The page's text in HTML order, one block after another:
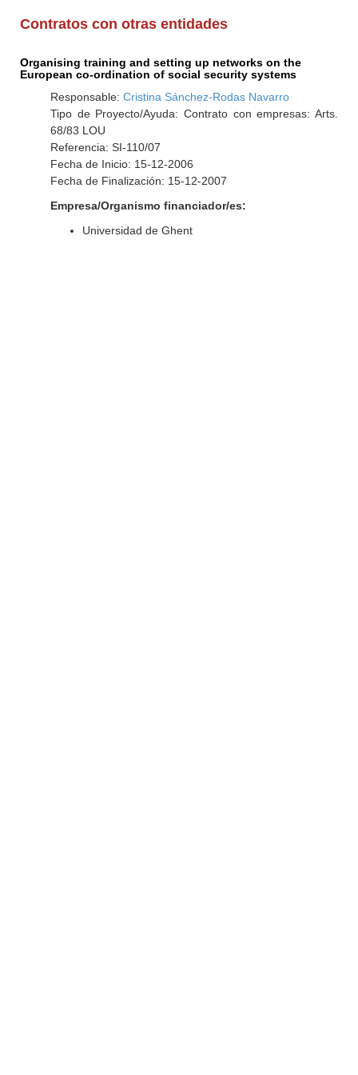
Contratos con otras entidades
Organising training and setting up networks on the
European co-ordination of social security systems
Responsable: Cristina Sánchez-Rodas Navarro
Tipo de Proyecto/Ayuda: Contrato con empresas: Arts.
68/83 LOU
Referencia: SI-110/07
Fecha de Inicio: 15-12-2006
Fecha de Finalización: 15-12-2007
Empresa/Organismo financiador/es:
Universidad de Ghent